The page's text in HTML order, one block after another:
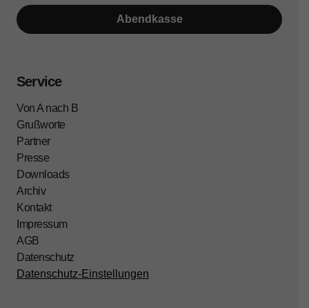
Abendkasse
Service
Von A nach B
Grußworte
Partner
Presse
Downloads
Archiv
Kontakt
Impressum
AGB
Datenschutz
Datenschutz-Einstellungen